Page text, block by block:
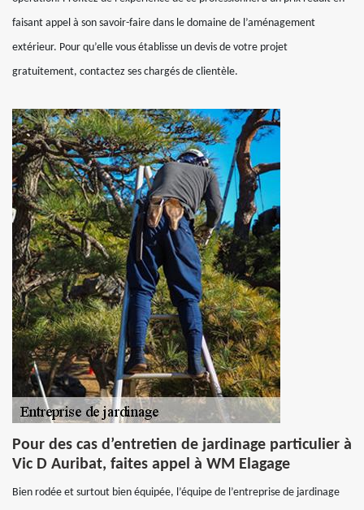
faisant appel à son savoir-faire dans le domaine de l’aménagement
extérieur. Pour qu’elle vous établisse un devis de votre projet
gratuitement, contactez ses chargés de clientèle.
Pour des cas d’entretien de jardinage particulier à
Vic D Auribat, faites appel à WM Elagage
Bien rodée et surtout bien équipée, l’équipe de l’entreprise de jardinage